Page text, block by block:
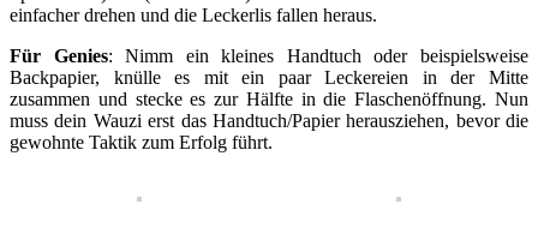
einfacher drehen und die Leckerlis fallen heraus.
Für Genies: Nimm ein kleines Handtuch oder beispielsweise
Backpapier, knülle es mit ein paar Leckereien in der Mitte
zusammen und stecke es zur Hälfte in die Flaschenöffnung. Nun
muss dein Wauzi erst das Handtuch/Papier herausziehen, bevor die
gewohnte Taktik zum Erfolg führt.